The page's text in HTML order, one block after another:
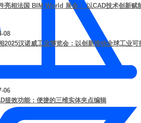
亮相法国 BIM World 展会： 以CAD技术创新赋
08
2025汉诺威工业博览会：以创新推动全球工业可
06
提效功能：便捷的三维实体夹点编辑